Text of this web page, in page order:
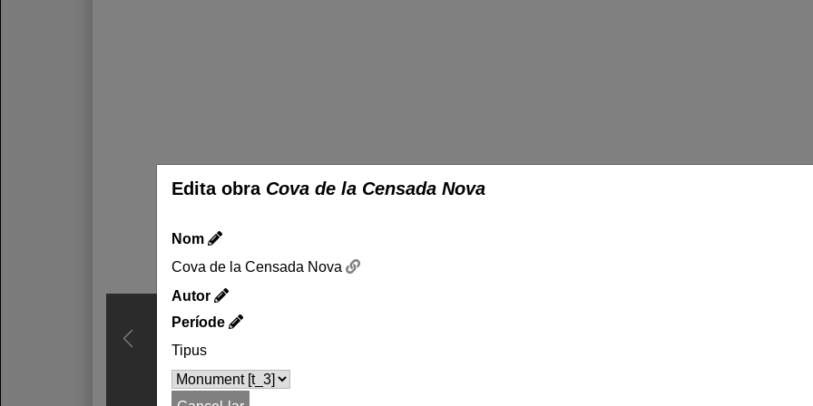
Edita obra Cova de la Censada Nova
Nom
Cova de la Censada Nova
Autor
Període
Tipus